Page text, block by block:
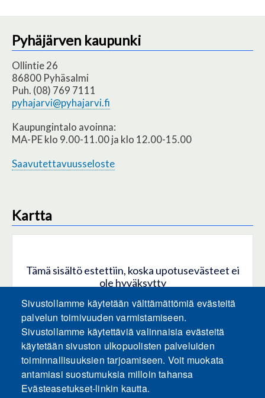
Pyhäjärven kaupunki
Ollintie 26
86800 Pyhäsalmi
Puh. (08) 769 7111
pyhajarvi@pyhajarvi.fi
Kaupungintalo avoinna:
MA-PE klo 9.00-11.00 ja klo 12.00-15.00
Saavutettavuusseloste
Kartta
Tämä sisältö estettiin, koska upotusevästeet ei
ole hyväksytty
HYVÄKSY KAIKKI EVÄSTEET
Hyväksy vain upotusevästeet
Sivustollamme käytetään välttämättömiä evästeitä
palvelun toimivuuden varmistamiseen.
Sivustollamme käytettäviä valinnaisia evästeitä
käytetään sivuston ulkopuolisten palveluiden
toiminnallisuuksien tarjoamiseen. Voit muokata
antamiasi suostumuksia milloin tahansa
Evästeasetukset-linkin kautta.